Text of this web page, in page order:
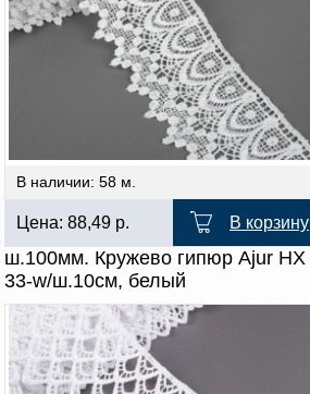
В наличии: 58 м.
Цена: 88,49 р. В корзину
ш.100мм. Кружево гипюр Ajur HX
33-w/ш.10см, белый